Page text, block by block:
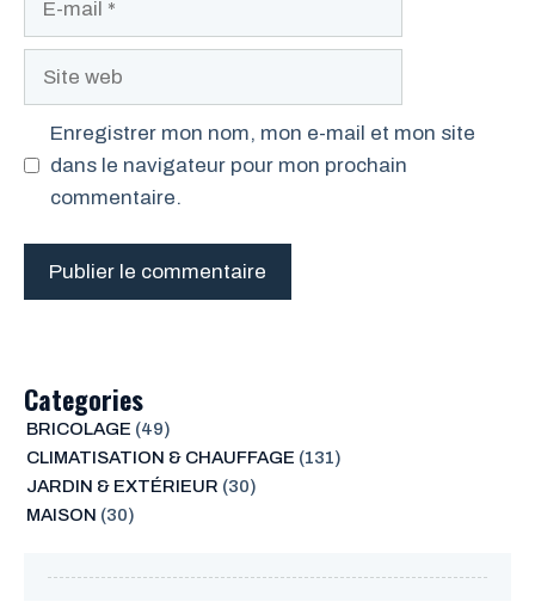
Enregistrer mon nom, mon e-mail et mon site
dans le navigateur pour mon prochain
commentaire.
Categories
BRICOLAGE (49)
CLIMATISATION & CHAUFFAGE (131)
JARDIN & EXTÉRIEUR (30)
MAISON (30)